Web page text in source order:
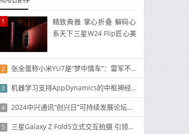
1
精致典雅 掌心折叠 解码心
系天下三星W24 Flip匠心美
2 张全蛋称小米YU7是“梦中情车”：雷军不止是营销做得好
3 机器学习支持AppDynamics的中枢神经系统监控视觉
4 2024中兴通讯“创兴日”可持续发展论坛：绿色·向新·共生
5 三星Galaxy Z Fold5立式交互拍摄 引领折叠生活新方式